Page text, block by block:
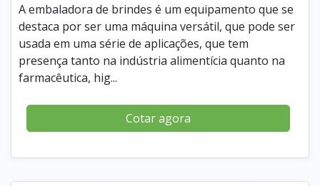
A embaladora de brindes é um equipamento que se
destaca por ser uma máquina versátil, que pode ser
usada em uma série de aplicações, que tem
presença tanto na indústria alimentícia quanto na
farmacêutica, hig...
Cotar agora